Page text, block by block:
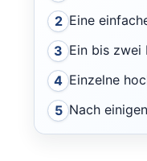
2 Eine
3 Ein bis zwei
4 Einzelne
5 Nach